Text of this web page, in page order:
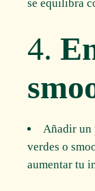
se equilibra
4.
Añadir un
verdes o
aumentar tu